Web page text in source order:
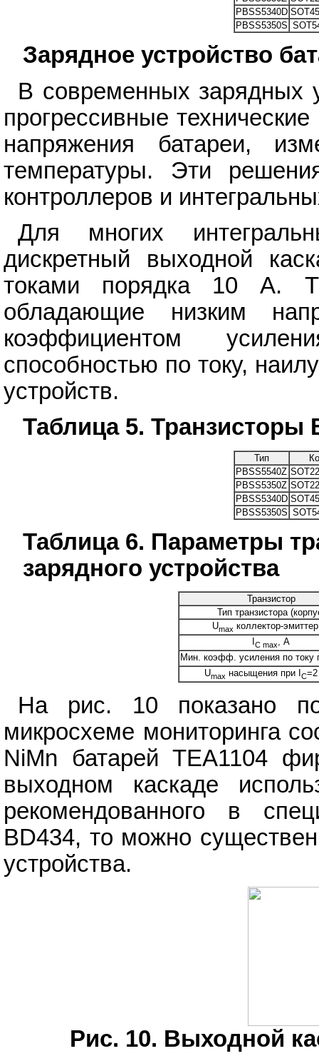
PBSS5340D
PBSS5350S
Зарядное устройство
В современных зарядных
прогрессивные
напряжения батареи,
температуры. Эти
контроллеров и
Для многих
дискретный выходной
токами порядка 10 А.
обладающие низким
коэффициентом
способностью по току,
устройств.
Таблица 5. Транзисторы
Тип
PBSS5540Z
PBSS5350Z
PBSS5340D
PBSS5350S
Таблица 6. Параметры
зарядного устройства
Транзистор
Тип транзистора
Umax коллектор-
C max, А
Мин. коэфф. усиления по току
Umax насыщения при I C
На рис. 10 показано
микросхеме мониторинга
NiMn батарей TEA1104
выходном каскаде
рекомендованного в
BD434, то можно
устройства.
Рис. 10. Выходной